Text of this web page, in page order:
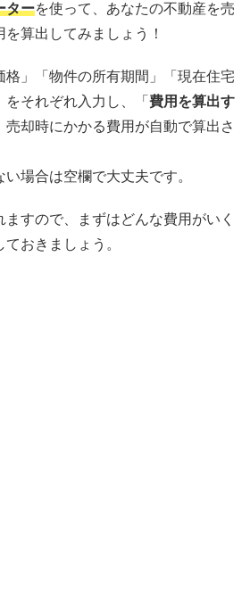
ターを使って、あなたの不動産を売
算出してみましょう！
格」「物件の所有期間」「現在住宅
それぞれ入力し、「 費用を算出す
売却時にかかる費用が自動で算出さ
場合は空欄で大丈夫です。
すので、まずはどんな費用がいく
おきましょう。